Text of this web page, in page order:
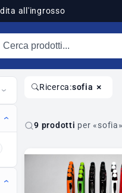
all'ingrosso
prodotti
Ricerca:sofia ×
9 prodotti per